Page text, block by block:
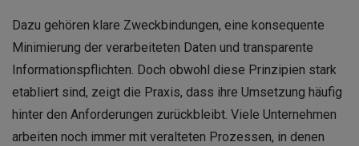
Dazu gehören klare Zweckbindungen, eine konsequente
Minimierung der verarbeiteten Daten und transparente
Informationspflichten. Doch obwohl diese Prinzipien stark
etabliert sind, zeigt die Praxis, dass ihre Umsetzung häufig
hinter den Anforderungen zurückbleibt. Viele Unternehmen
arbeiten noch immer mit veralteten Prozessen, in denen